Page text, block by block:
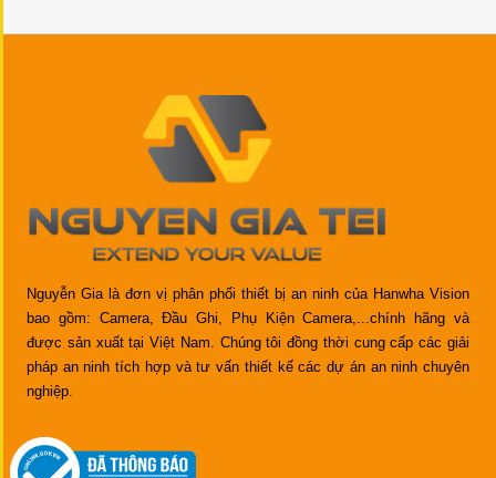
Nguyễn Gia là đơn vị phân phối thiết bị an ninh của Hanwha Vision
bao gồm: Camera, Đầu Ghi, Phụ Kiện Camera,...chính hãng và
được sản xuất tại Việt Nam. Chúng tôi đồng thời cung cấp các giải
pháp an ninh tích hợp và tư vấn thiết kế các dự án an ninh chuyên
nghiệp.